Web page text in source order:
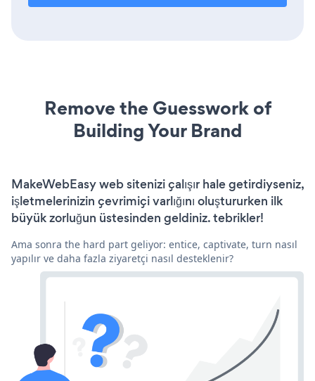
Remove the Guesswork of
Building Your Brand
MakeWebEasy web sitenizi çalışır hale getirdiyseniz,
işletmelerinizin çevrimiçi varlığını oluştururken ilk
büyük zorluğun üstesinden geldiniz. tebrikler!
Ama sonra the hard part geliyor: entice, captivate, turn nasıl
yapılır ve daha fazla ziyaretçi nasıl desteklenir?